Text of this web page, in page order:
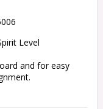
Level
and for easy